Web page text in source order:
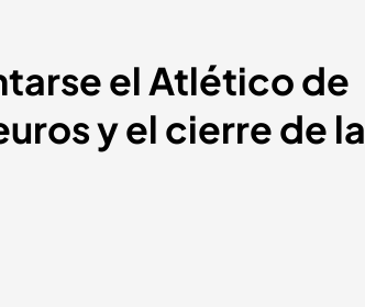
el Atlético de
y el cierre de la